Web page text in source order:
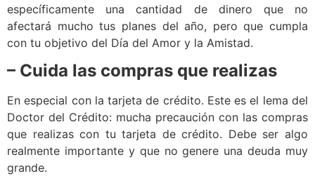
específicamente una cantidad de dinero que no
afectará mucho tus planes del año, pero que cumpla
con tu objetivo del Día del Amor y la Amistad.
– Cuida las compras que realizas
En especial con la tarjeta de crédito. Este es el lema del
Doctor del Crédito: mucha precaución con las compras
que realizas con tu tarjeta de crédito. Debe ser algo
realmente importante y que no genere una deuda muy
grande.